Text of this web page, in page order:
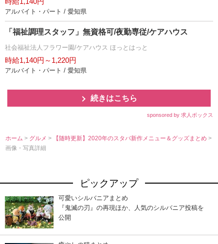
アルバイト・パート / 愛知県
「福祉調理スタッフ」無資格可/夜勤専従/ケアハウス
社会福祉法人フラワー園/ケアハウス ほっとはっと
時給1,140円～1,220円
アルバイト・パート / 愛知県
続きはこちら
sponsored by 求人ボックス
ホーム > グルメ> 【随時更新】2020年のスタバ新作メニュー＆グッズまとめ>
画像・写真詳細
ピックアップ
可愛いシルバニアまとめ
『鬼滅の刃』の再現ほか、人気のシルバニア投稿を
公開